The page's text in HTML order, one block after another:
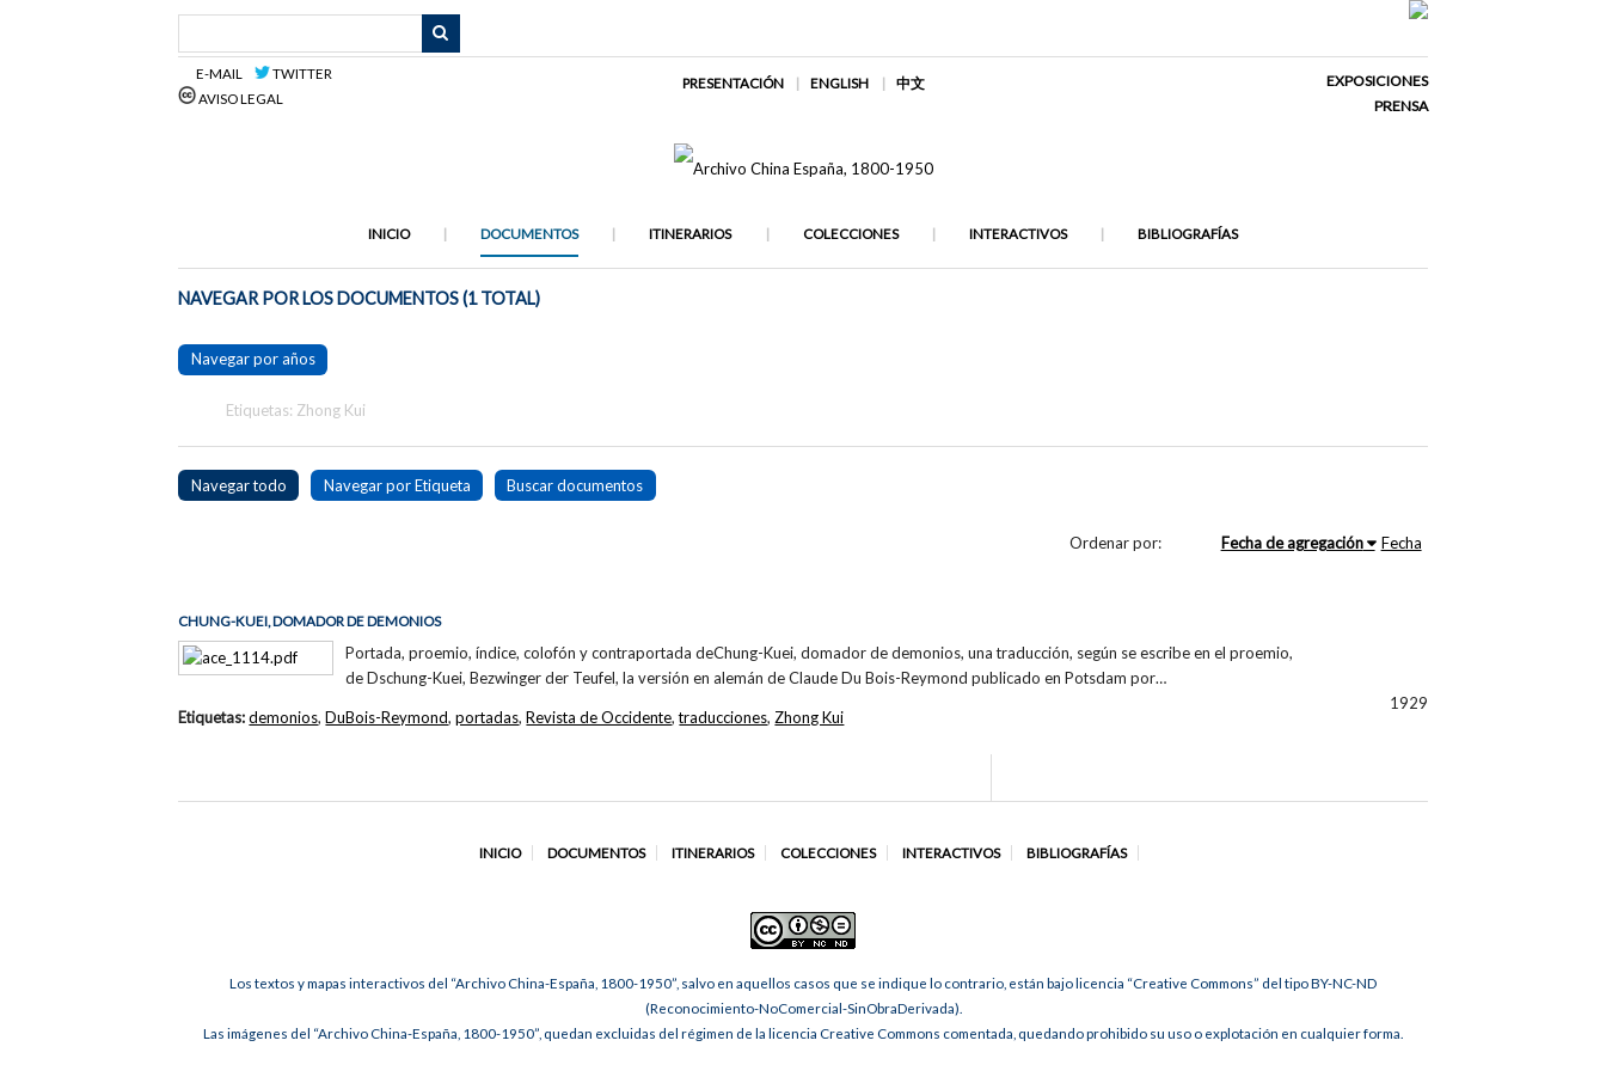
E-MAIL
TWITTER
AVISO LEGAL
PRESENTACIÓN ENGLISH 中文
EXPOSICIONES
PRENSA
INICIO DOCUMENTOS ITINERARIOS COLECCIONES INTERACTIVOS BIBLIOGRAFÍAS
NAVEGAR POR LOS DOCUMENTOS (1 TOTAL)
Navegar por años
Etiquetas: Zhong Kui
Navegar todo Navegar por Etiqueta Buscar documentos
Ordenar por: Fecha de agregación Fecha
CHUNG-KUEI, DOMADOR DE DEMONIOS
Portada, proemio, índice, colofón y contraportada deChung-Kuei, domador de demonios, una traducción, según se escribe en el proemio,
de Dschung-Kuei, Bezwinger der Teufel, la versión en alemán de Claude Du Bois-Reymond publicado en Potsdam por…
1929
Etiquetas:demonios,DuBois-Reymond,portadas,Revista de Occidente,traducciones,Zhong Kui
INICIO DOCUMENTOS ITINERARIOS COLECCIONES INTERACTIVOS BIBLIOGRAFÍAS
Los textos y mapas interactivos del “Archivo China-España, 1800-1950”, salvo en aquellos casos que se indique lo contrario, están bajo licencia “Creative Commons” del tipo BY-NC-ND
(Reconocimiento-NoComercial-SinObraDerivada).
Las imágenes del “Archivo China-España, 1800-1950”, quedan excluidas del régimen de la licencia Creative Commons comentada, quedando prohibido su uso o explotación en cualquier forma.